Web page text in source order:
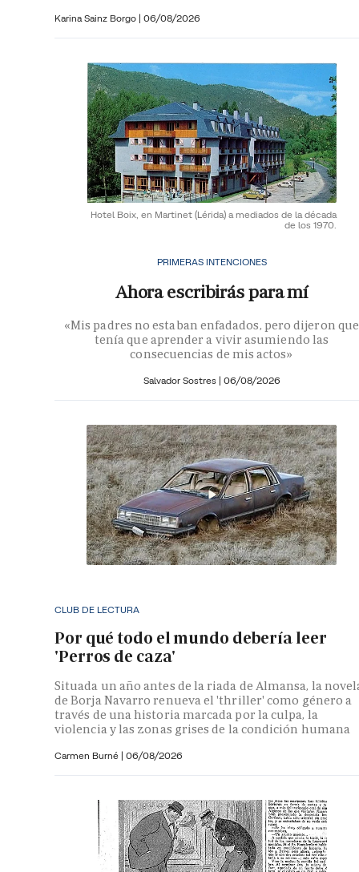
Karina Sainz Borgo | 06/08/2026
Hotel Boix, en Martinet (Lérida) a mediados de la década
de los 1970.
PRIMERAS INTENCIONES
Ahora escribirás para mí
«Mis padres no estaban enfadados, pero dijeron que
tenía que aprender a vivir asumiendo las
consecuencias de mis actos»
Salvador Sostres | 06/08/2026
CLUB DE LECTURA
Por qué todo el mundo debería leer
'Perros de caza'
Situada un año antes de la riada de Almansa, la
de Borja Navarro renueva el 'thriller' como género a
través de una historia marcada por la culpa, la
violencia y las zonas grises de la condición humana
Carmen Burné | 06/08/2026